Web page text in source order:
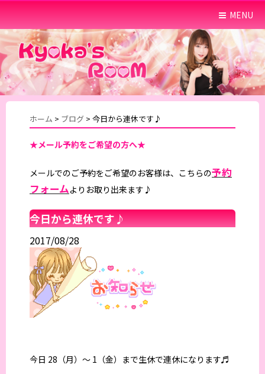
MENU
ホーム > ブログ > 今日から連休です♪
★メール予約をご希望の方へ★
メールでのご予約をご希望のお客様は、こちらの予約
フォームよりお取り出来ます♪
今日から連休です♪
2017/08/28
今日 28（月）～ 1（金）まで生休で連休になります♬